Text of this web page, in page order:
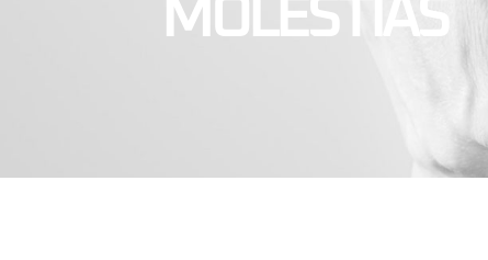
MOLESTIAS